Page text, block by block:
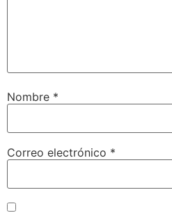
Nombre *
Correo electrónico *